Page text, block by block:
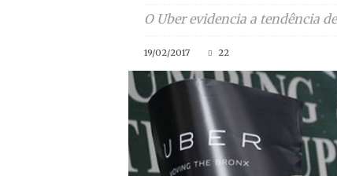
O Uber evidencia a tendência
19/02/2017 22